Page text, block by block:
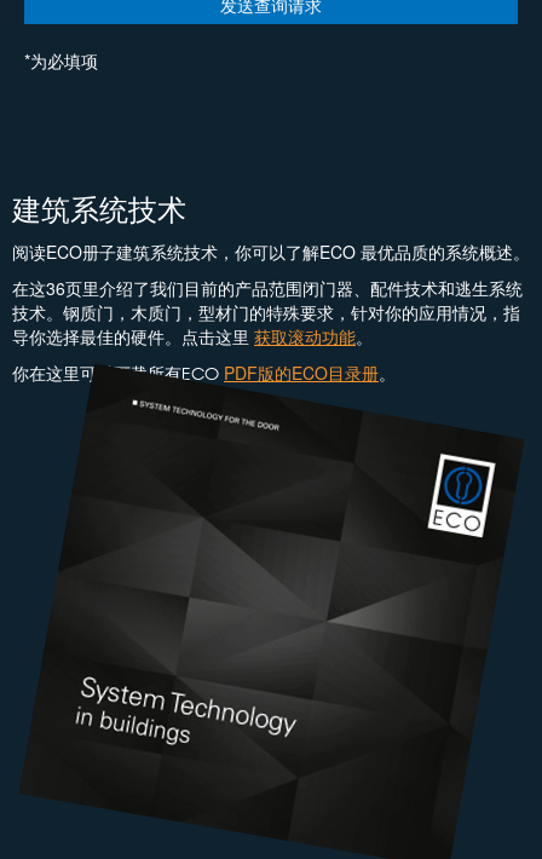
*为必填项
建筑系统技术
阅读ECO册子建筑系统技术，你可以了解ECO 最优品质的系统概述。
在这36页里介绍了我们目前的产品范围闭门器、配件技术和逃生系统
技术。钢质门，木质门，型材门的特殊要求，针对你的应用情况，指
导你选择最佳的硬件。点击这里 获取滚动功能。
你在这里可以下载所有ECO PDF版的ECO目录册。